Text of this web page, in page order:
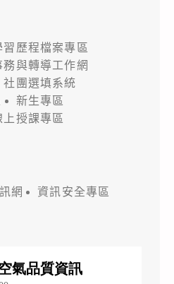
習歷程檔案專區
務與轉導工作網
社團選填系統
新生專區
上授課專區
網
資訊安全專區